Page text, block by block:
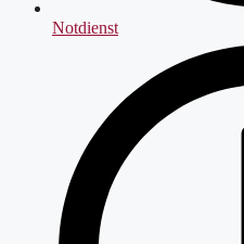
Notdienst